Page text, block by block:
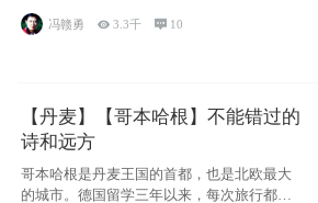
些国家因
冯赣勇 3.3千  10
【丹麦】【哥本哈根】不能错过的
诗和远方
哥本哈根是丹麦王国的首都，也是北欧最大
的城市。德国留学三年以来，每次旅行都是